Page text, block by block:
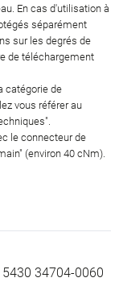
En cas d'utilisation à
séparément
sur les degrés de
de téléchargement
catégorie de
vous référer au
le connecteur de
(environ 40 cNm).
34704-0060